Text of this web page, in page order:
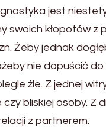
jest
swoich kłopotów
Żeby jednak
nie dopuścić
źle. Z jednej
bliskiej osoby.
z partnerem.